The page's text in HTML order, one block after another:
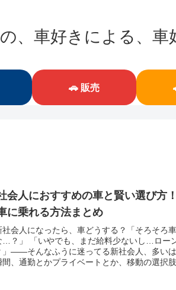
、車好きによる、
🚗 販売
会人におすすめの車と賢い選び方
に乗れる方法まとめ
社会人になったら、車どうする？「そろそろ
…？」 「いやでも、まだ給料少ないし…ロー
」——そんなふうに迷ってる新社会人、多い
間、通勤とかプライベートとか、移動の選択肢